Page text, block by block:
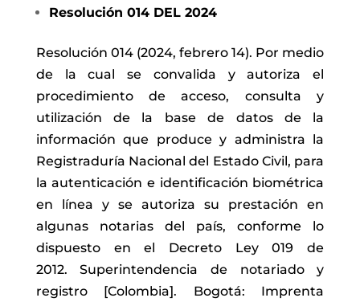
Resolución 014 DEL 2024
Resolución 014 (2024, febrero 14). Por medio
de la cual se convalida y autoriza el
procedimiento de acceso, consulta y
utilización de la base de datos de la
información que produce y administra la
Registraduría Nacional del Estado Civil, para
la autenticación e identificación biométrica
en línea y se autoriza su prestación en
algunas notarias del país, conforme lo
dispuesto en el Decreto Ley 019 de
2012. Superintendencia de notariado y
registro [Colombia]. Bogotá: Imprenta